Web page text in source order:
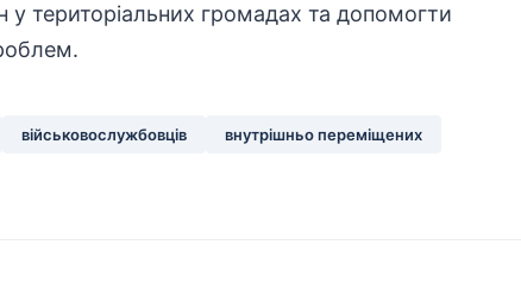
територіальних громадах та допомогти
військовослужбовців
внутрішньо переміщених